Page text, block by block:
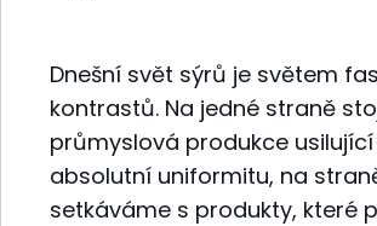
Dnešní svět sýrů je světem
kontrastů. Na jedné straně
průmyslová produkce
absolutní uniformitu, na
setkáváme s produkty, které